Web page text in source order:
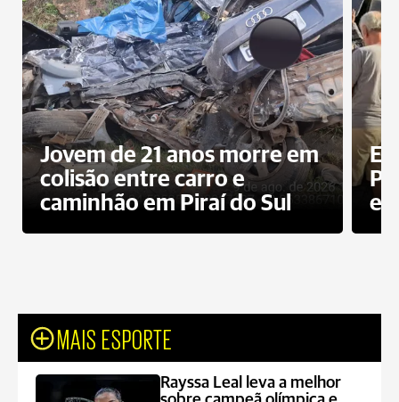
Jovem de 21 anos morre em
colisão entre carro e
caminhão em Piraí do Sul
MAIS ESPORTE
Rayssa Leal leva a melhor